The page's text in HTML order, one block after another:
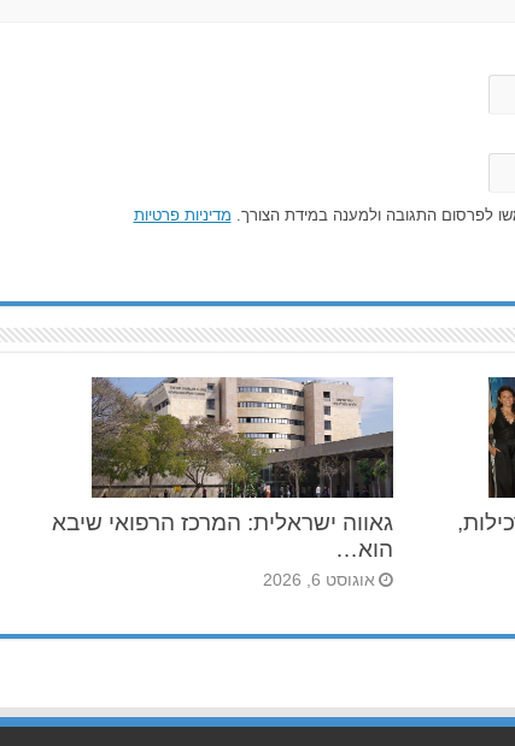
לפרסום התגובה ולמענה במידת הצורך. מדיניות פרטיות
הרכילות,
גאווה ישראלית: המרכז הרפואי שיבא
הוא…
אוגוסט 6, 2026